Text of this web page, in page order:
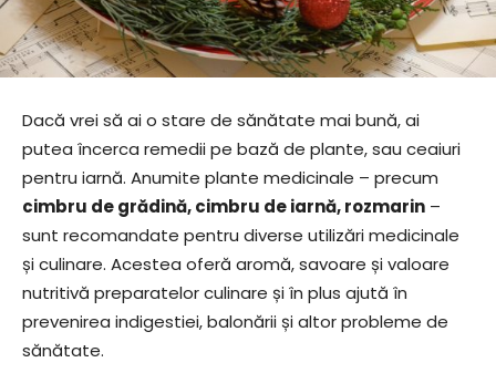
Dacă vrei să ai o stare de sănătate mai bună, ai
putea încerca remedii pe bază de plante, sau ceaiuri
pentru iarnă. Anumite plante medicinale – precum
cimbru de grădină, cimbru de iarnă, rozmarin –
sunt recomandate pentru diverse utilizări medicinale
și culinare. Acestea oferă aromă, savoare și valoare
nutritivă preparatelor culinare și în plus ajută în
prevenirea indigestiei, balonării și altor probleme de
sănătate.